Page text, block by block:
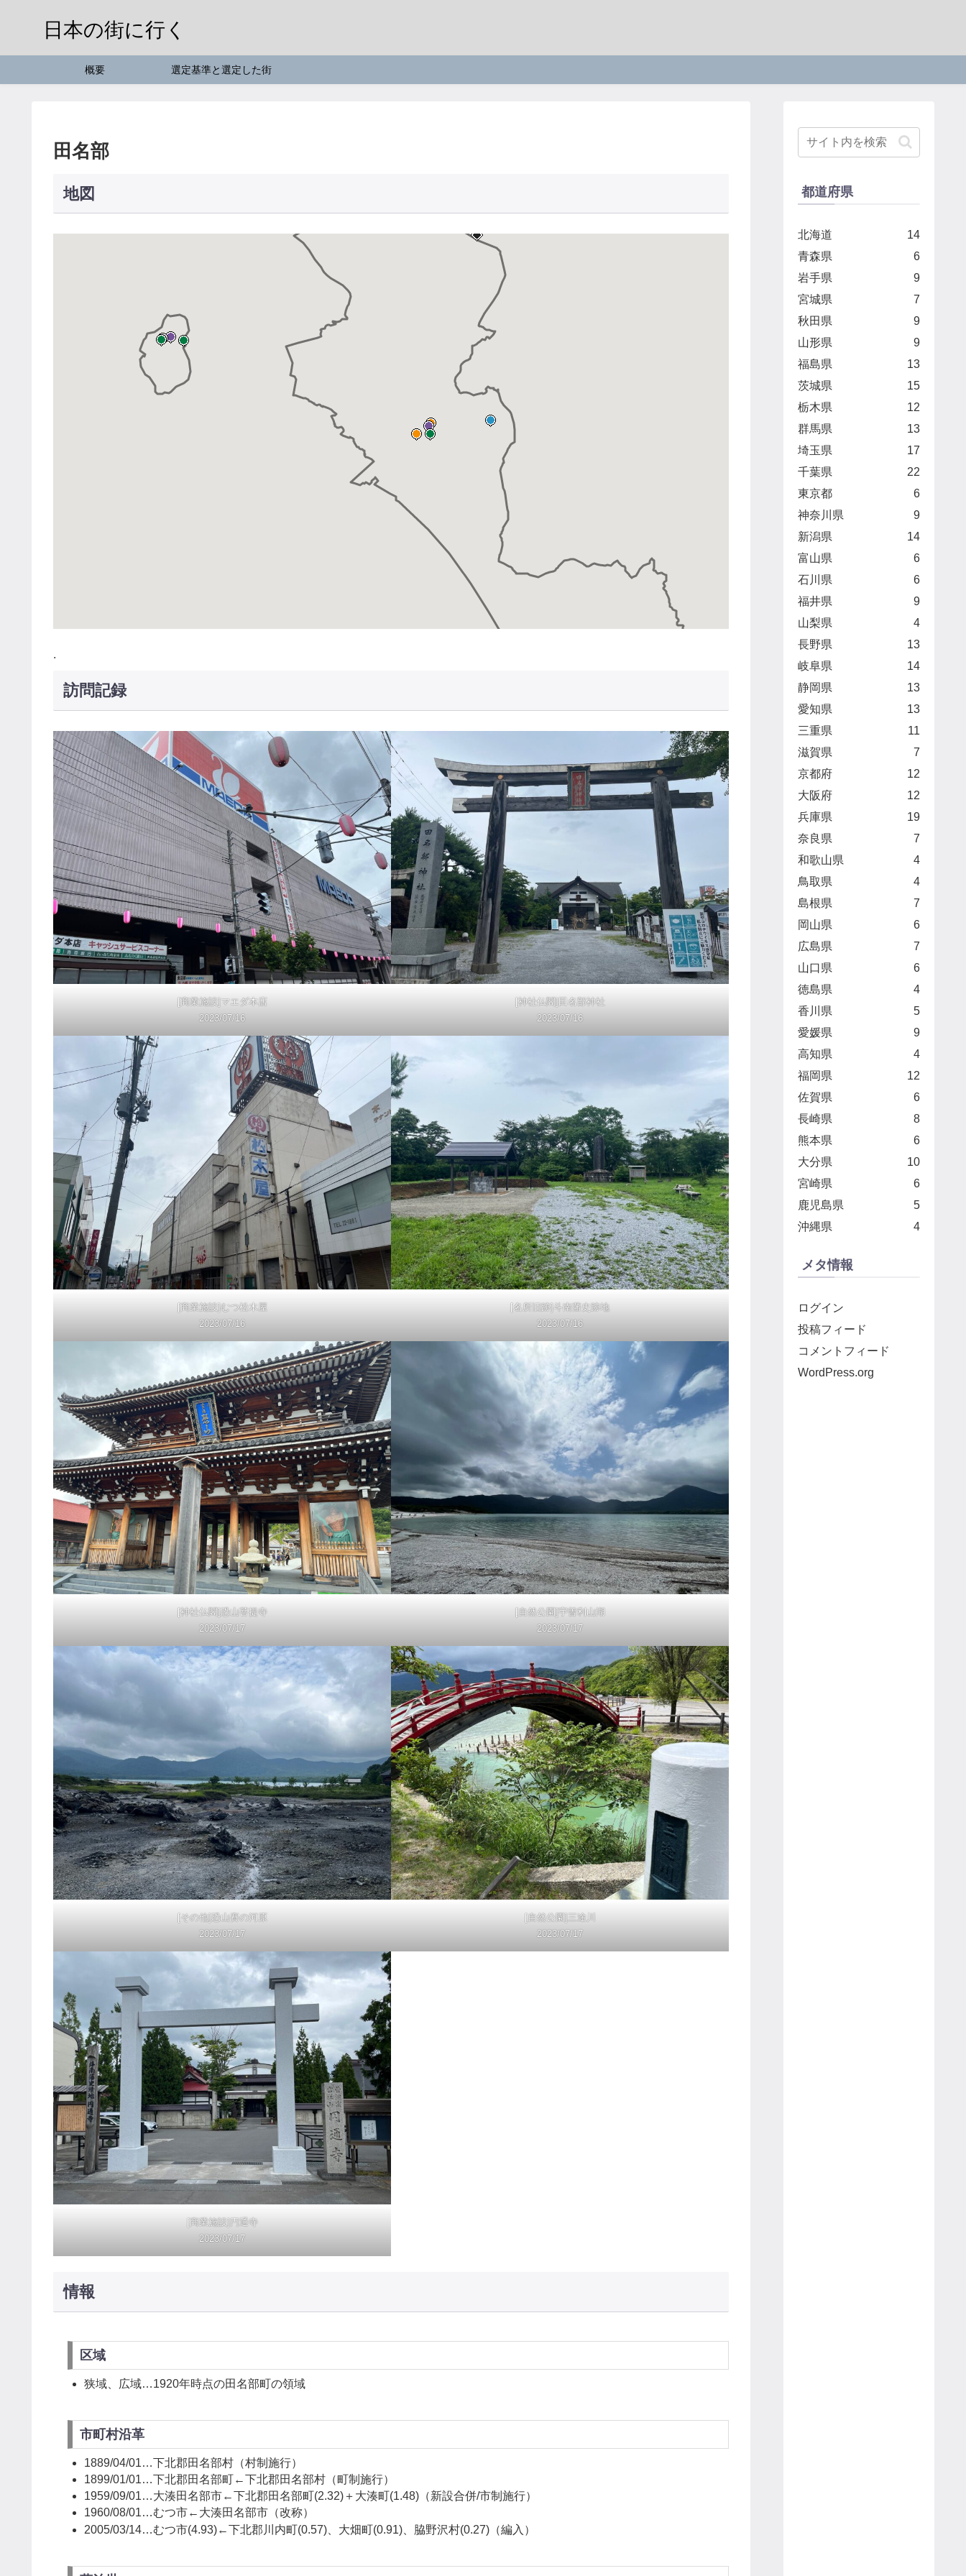
日本の街に行く
概要 選定基準と選定した街
田名部
地図
.
訪問記録
[商業施設]マエダ本店
2023/07/16
[神社仏閣]田名部神社
2023/07/16
[商業施設]むつ松木屋
2023/07/16
[名所旧跡]斗南藩史跡地
2023/07/16
[神社仏閣]恐山菩提寺
2023/07/17
[自然公園]宇曽利山湖
2023/07/17
[その他]恐山賽の河原
2023/07/17
[自然公園]三途川
2023/07/17
[商業施設]円通寺
2023/07/17
情報
区域
狭域、広域…1920年時点の田名部町の領域
市町村沿革
1889/04/01…下北郡田名部村（村制施行）
1899/01/01…下北郡田名部町←下北郡田名部村（町制施行）
1959/09/01…大湊田名部市←下北郡田名部町(2.32)＋大湊町(1.48)（新設合併/市制施行）
1960/08/01…むつ市←大湊田名部市（改称）
2005/03/14…むつ市(4.93)←下北郡川内町(0.57)、大畑町(0.91)、脇野沢村(0.27)（編入）
都道府県
北海道
14
青森県
6
岩手県
9
宮城県
7
秋田県
9
山形県
9
福島県
13
茨城県
15
栃木県
12
群馬県
13
埼玉県
17
千葉県
22
東京都
6
神奈川県
9
新潟県
14
富山県
6
石川県
6
福井県
9
山梨県
4
長野県
13
岐阜県
14
静岡県
13
愛知県
13
三重県
11
滋賀県
7
京都府
12
大阪府
12
兵庫県
19
奈良県
7
和歌山県
4
鳥取県
4
島根県
7
岡山県
6
広島県
7
山口県
6
徳島県
4
香川県
5
愛媛県
9
高知県
4
福岡県
12
佐賀県
6
長崎県
8
熊本県
6
大分県
10
宮崎県
6
鹿児島県
5
沖縄県
4
メタ情報
ログイン
投稿フィード
コメントフィード
WordPress.org